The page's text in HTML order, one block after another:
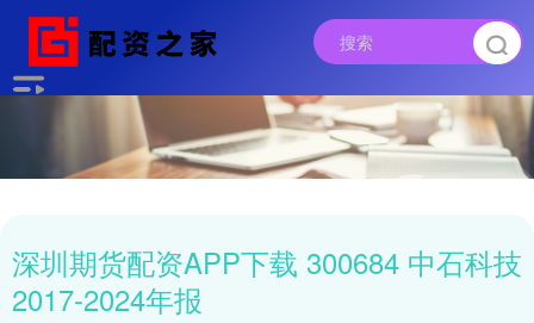
深圳期货配资APP下载 300684 中石科技
2017-2024年报